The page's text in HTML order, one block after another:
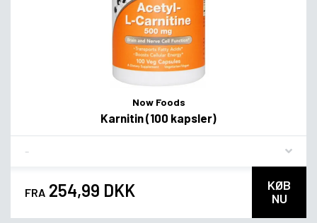
Now Foods
Karnitin (100 kapsler)
FRA 254,99 DKK
KØB
NU